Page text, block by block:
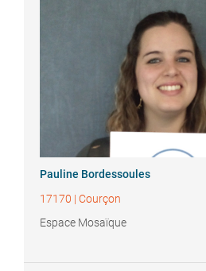
Pauline Bordessoules
17170 | Courçon
Espace Mosaïque